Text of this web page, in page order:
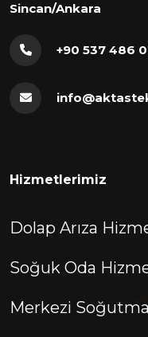
Sincan/Ankara
+90 537 486
Hizmetlerimiz
Dolap Arıza
Soğuk Oda
Merkezi Soğutma